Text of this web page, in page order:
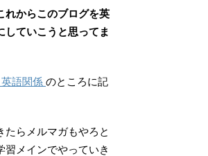
れからこのブログを英
していこうと思ってま
語関係 のところに記
たらメルマガもやろと
習メインでやっていき